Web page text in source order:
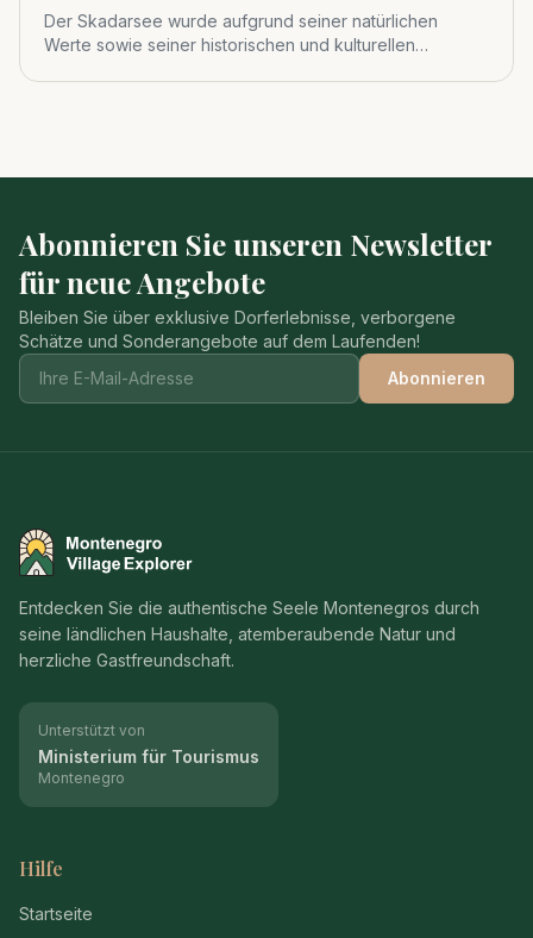
Der Skadarsee wurde aufgrund seiner natürlichen
Werte sowie seiner historischen und kulturellen
Abonnieren Sie unseren Newsletter
für neue Angebote
Bleiben Sie über exklusive Dorferlebnisse, verborgene
Schätze und Sonderangebote auf dem Laufenden!
Abonnieren
Montenegro Village Explorer
Entdecken Sie die authentische Seele Montenegros durch
seine ländlichen Haushalte, atemberaubende Natur und
herzliche Gastfreundschaft.
Unterstützt von
Ministerium für Tourismus
Montenegro
Hilfe
Startseite